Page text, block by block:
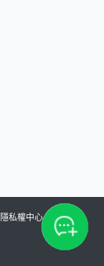
隱私權中心